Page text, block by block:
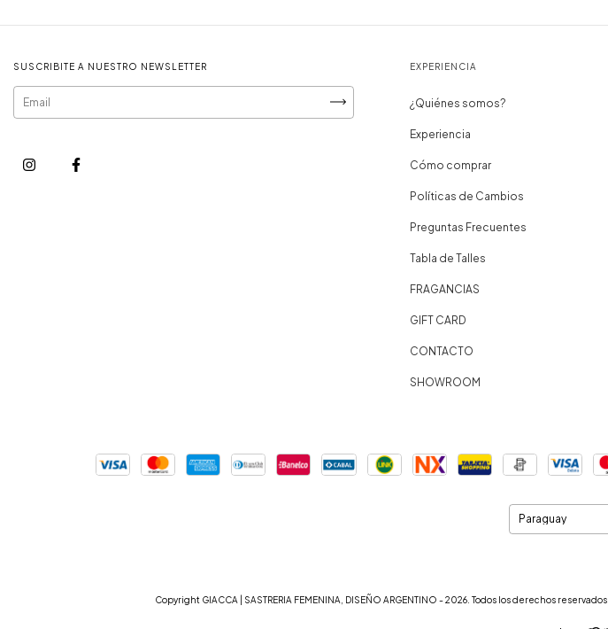
SUSCRIBITE A NUESTRO NEWSLETTER EXPERIENCIA
¿Quiénes somos?
Experiencia
Cómo comprar
Políticas de Cambios
Preguntas Frecuentes
Tabla de Talles
FRAGANCIAS
GIFT CARD
CONTACTO
SHOWROOM
Copyright GIACCA | SASTRERIA FEMENINA, DISEÑO ARGENTINO - 2026. Todos los derechos reservados.